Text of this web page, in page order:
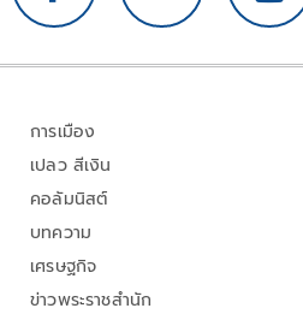
การเมือง
เปลว สีเงิน
คอลัมนิสต์
บทความ
เศรษฐกิจ
ข่าวพระราชสำนัก